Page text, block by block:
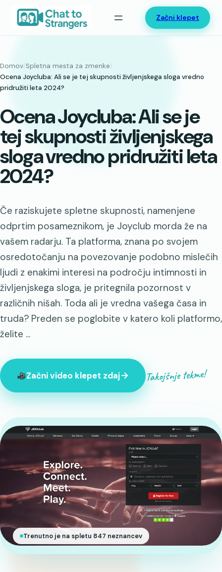
Preskoči
Začni klepet
Domov/Spletna mesta za zmenke/
Ocena Joycluba: Ali se je tej skupnosti življenjskega sloga vredno
pridružiti leta 2024?
Ocena Joycluba: Ali se je
tej skupnosti življenjskega
sloga vredno pridružiti leta
2024?
Če raziskujete spletne skupnosti, namenjene
odprtim posameznikom, je Joyclub morda že na
vašem radarju. Ta platforma, znana po svojem
osredotočanju na povezovanje podobno mislečih
ljudi z enakimi interesi na področju intimnosti in
življenjskega sloga, je pritegnila pozornost v
različnih nišah. Toda ali je vredna vašega časa in
truda? Preden se poglobite v katero koli platformo,
želite ...
Začni video klepet zdaj Takojšnje tekme!
Trenutno je na spletu 847 neznancev